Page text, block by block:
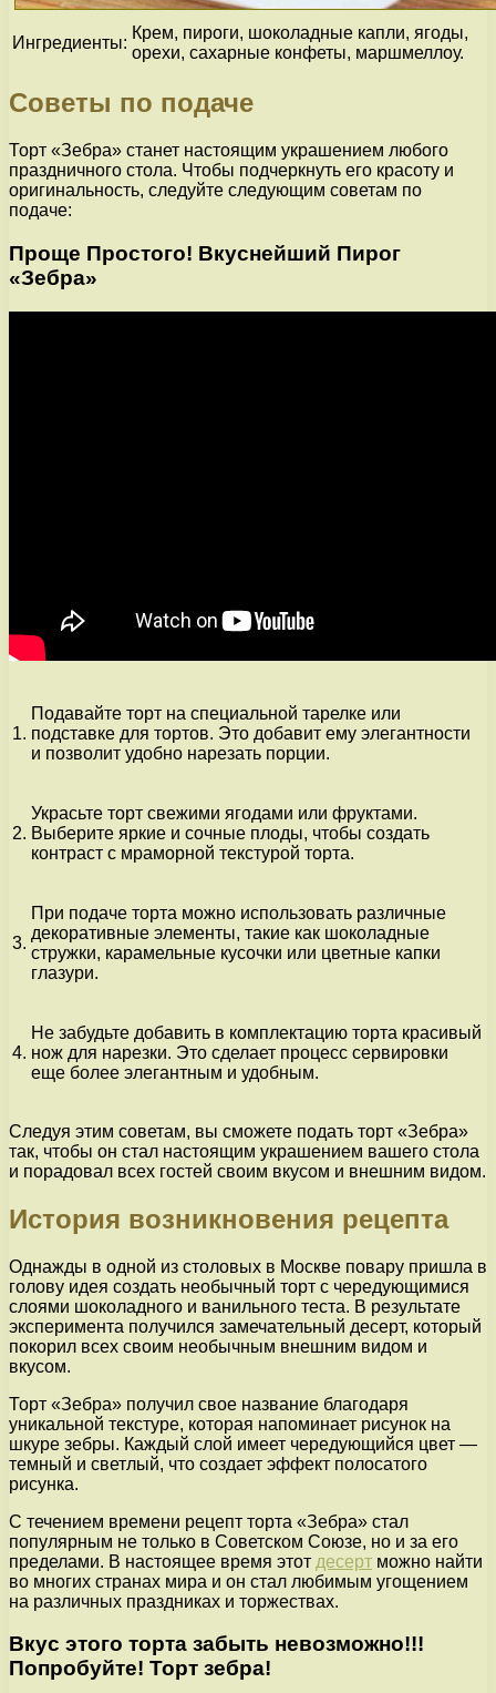
Ингредиенты:
Крем, пироги, шоколадные капли, ягоды,
орехи, сахарные конфеты, маршмеллоу.
Советы по подаче
Торт «Зебра» станет настоящим украшением любого
праздничного стола. Чтобы подчеркнуть его красоту и
оригинальность, следуйте следующим советам по
подаче:
Проще Простого! Вкуснейший Пирог
«Зебра»
1.
Подавайте торт на специальной тарелке или
подставке для тортов. Это добавит ему элегантности
и позволит удобно нарезать порции.
2.
Украсьте торт свежими ягодами или фруктами.
Выберите яркие и сочные плоды, чтобы создать
контраст с мраморной текстурой торта.
3.
При подаче торта можно использовать различные
декоративные элементы, такие как шоколадные
стружки, карамельные кусочки или цветные капки
глазури.
4.
Не забудьте добавить в комплектацию торта красивый
нож для нарезки. Это сделает процесс сервировки
еще более элегантным и удобным.
Следуя этим советам, вы сможете подать торт «Зебра»
так, чтобы он стал настоящим украшением вашего стола
и порадовал всех гостей своим вкусом и внешним видом.
История возникновения рецепта
Однажды в одной из столовых в Москве повару пришла в
голову идея создать необычный торт с чередующимися
слоями шоколадного и ванильного теста. В результате
эксперимента получился замечательный десерт, который
покорил всех своим необычным внешним видом и
вкусом.
Торт «Зебра» получил свое название благодаря
уникальной текстуре, которая напоминает рисунок на
шкуре зебры. Каждый слой имеет чередующийся цвет —
темный и светлый, что создает эффект полосатого
рисунка.
С течением времени рецепт торта «Зебра» стал
популярным не только в Советском Союзе, но и за его
пределами. В настоящее время этот десерт можно найти
во многих странах мира и он стал любимым угощением
на различных праздниках и торжествах.
Вкус этого торта забыть невозможно!!!
Попробуйте! Торт зебра!